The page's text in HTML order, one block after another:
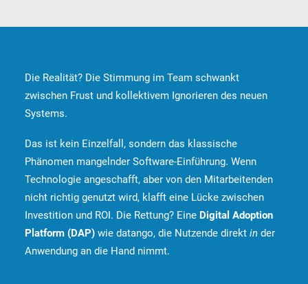
Die Realität? Die Stimmung im Team schwankt
zwischen Frust und kollektivem Ignorieren des neuen
Systems.
Das ist kein Einzelfall, sondern das klassische
Phänomen mangelnder Software-Einführung. Wenn
Technologie angeschafft, aber von den Mitarbeitenden
nicht richtig genutzt wird, klafft eine Lücke zwischen
Investition und ROI. Die Rettung? Eine Digital Adoption
Platform (DAP) wie datango, die Nutzende direkt in der
Anwendung an die Hand nimmt.